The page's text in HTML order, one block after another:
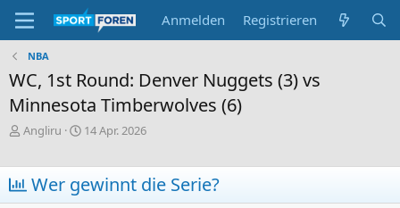
Anmelden Registrieren
NBA
WC, 1st Round: Denver Nuggets (3) vs
Minnesota Timberwolves (6)
E
t
e
Angliru
E
t
e
14 Apr. 2026
Wer gewinnt die Serie?